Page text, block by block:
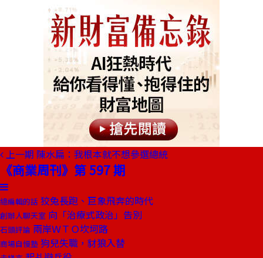
上一期 陳水扁：我根本就不想參選總統
《商業周刊》第 597 期
總編輯的話 狡兔長跑、巨象飛奔的時代
創辦人聊天室 向「治療式政治」告別
石頭評論 兩岸ＷＴＯ坎坷路
商場自慢塾 狗兒失職，豺狼入替